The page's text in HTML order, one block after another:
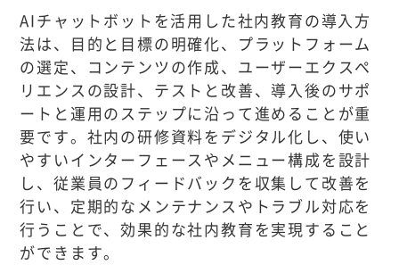
AIチャットボットを活用した社内教育の導入方
法は、目的と目標の明確化、プラットフォーム
の選定、コンテンツの作成、ユーザーエクスペ
リエンスの設計、テストと改善、導入後のサポ
ートと運用のステップに沿って進めることが重
要です。社内の研修資料をデジタル化し、使い
やすいインターフェースやメニュー構成を設計
し、従業員のフィードバックを収集して改善を
行い、定期的なメンテナンスやトラブル対応を
行うことで、効果的な社内教育を実現すること
ができます。